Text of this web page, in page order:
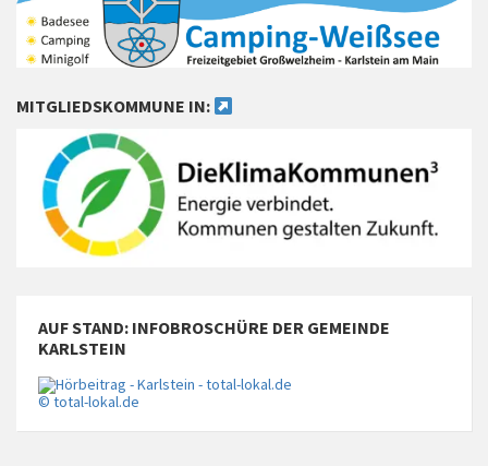
MITGLIEDSKOMMUNE IN:
AUF STAND: INFOBROSCHÜRE DER GEMEINDE
KARLSTEIN
© total-lokal.de